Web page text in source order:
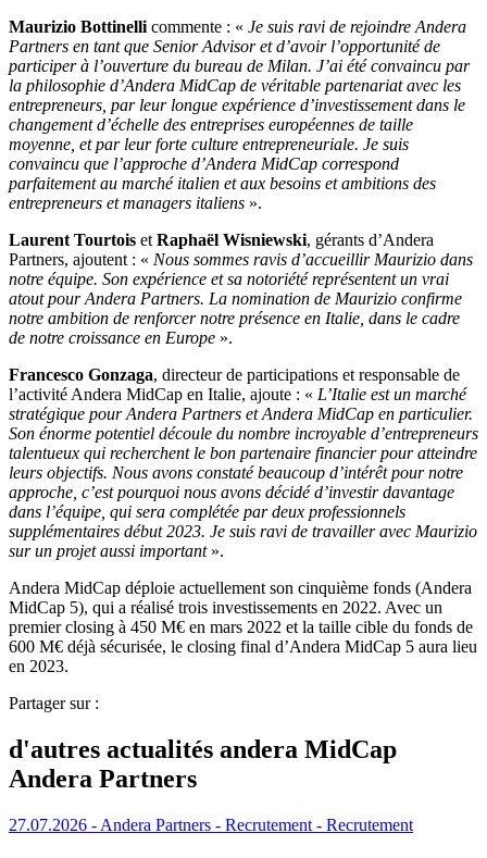
Maurizio Bottinelli commente : « Je suis ravi de rejoindre Andera
Partners en tant que Senior Advisor et d’avoir l’opportunité de
participer à l’ouverture du bureau de Milan. J’ai été convaincu par
la philosophie d’Andera MidCap de véritable partenariat avec les
entrepreneurs, par leur longue expérience d’investissement dans le
changement d’échelle des entreprises européennes de taille
moyenne, et par leur forte culture entrepreneuriale. Je suis
convaincu que l’approche d’Andera MidCap correspond
parfaitement au marché italien et aux besoins et ambitions des
entrepreneurs et managers italiens ».
Laurent Tourtois et Raphaël Wisniewski, gérants d’Andera
Partners, ajoutent : « Nous sommes ravis d’accueillir Maurizio dans
notre équipe. Son expérience et sa notoriété représentent un vrai
atout pour Andera Partners. La nomination de Maurizio confirme
notre ambition de renforcer notre présence en Italie, dans le cadre
de notre croissance en Europe ».
Francesco Gonzaga, directeur de participations et responsable de
l’activité Andera MidCap en Italie, ajoute : « L’Italie est un marché
stratégique pour Andera Partners et Andera MidCap en particulier.
Son énorme potentiel découle du nombre incroyable d’entrepreneurs
talentueux qui recherchent le bon partenaire financier pour atteindre
leurs objectifs. Nous avons constaté beaucoup d’intérêt pour notre
approche, c’est pourquoi nous avons décidé d’investir davantage
dans l’équipe, qui sera complétée par deux professionnels
supplémentaires début 2023. Je suis ravi de travailler avec Maurizio
sur un projet aussi important».
Andera MidCap déploie actuellement son cinquième fonds (Andera
MidCap 5), qui a réalisé trois investissements en 2022. Avec un
premier closing à 450 M€ en mars 2022 et la taille cible du fonds de
600 M€ déjà sécurisée, le closing final d’Andera MidCap 5 aura lieu
en 2023.
Partager sur :
d'autres actualités andera MidCap
Andera Partners
27.07.2026 - Andera Partners - Recrutement - Recrutement